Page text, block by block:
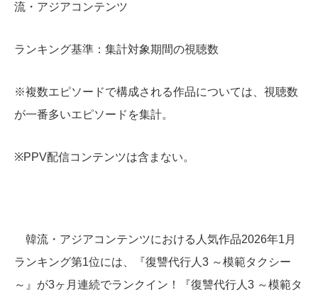
流・アジアコンテンツ
ランキング基準：集計対象期間の視聴数
※複数エピソードで構成される作品については、視聴数
が一番多いエピソードを集計。
※PPV配信コンテンツは含まない。
韓流・アジアコンテンツにおける人気作品2026年1月
ランキング第1位には、『復讐代行人3 ～模範タクシー
～』が3ヶ月連続でランクイン！『復讐代行人3 ～模範タ